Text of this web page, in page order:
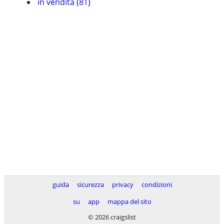
guida sicurezza privacy
condizioni
su
app
mappa del sito
© 2026 craigslist